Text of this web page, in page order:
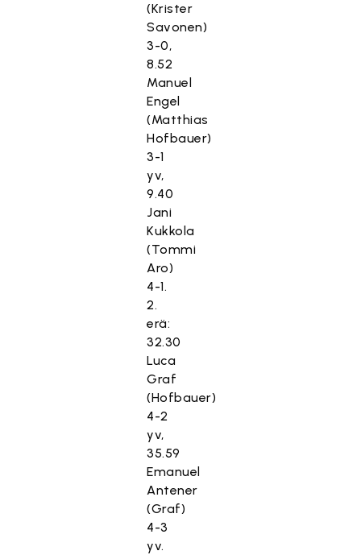
(Krister
Savonen)
3-0,
8.52
Manuel
Engel
(Matthias
Hofbauer)
3-1
yv,
9.40
Jani
Kukkola
(Tommi
Aro)
4-1.
2.
erä:
32.30
Luca
Graf
(Hofbauer)
4-2
yv,
35.59
Emanuel
Antener
(Graf)
4-3
yv.